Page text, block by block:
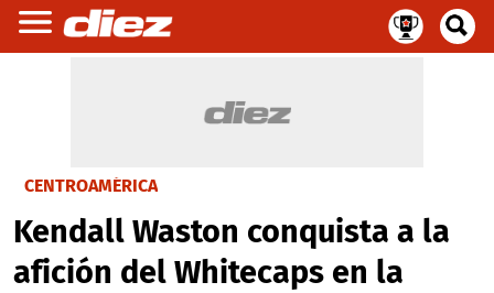
CENTROAMÉRICA
Kendall Waston conquista a la
afición del Whitecaps en la